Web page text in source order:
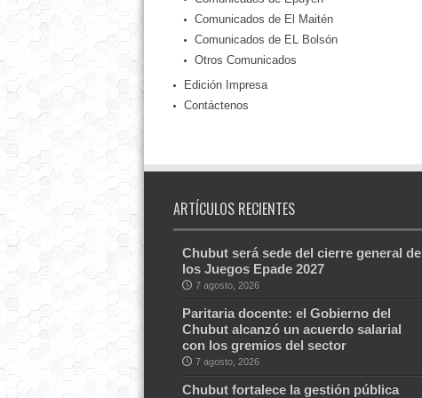
Comunicados de El Maitén
Comunicados de EL Bolsón
Otros Comunicados
Edición Impresa
Contáctenos
ARTÍCULOS RECIENTES
Chubut será sede del cierre general de
los Juegos Epade 2027
7 agosto, 2026
Paritaria docente: el Gobierno del
Chubut alcanzó un acuerdo salarial
con los gremios del sector
7 agosto, 2026
Chubut fortalece la gestión pública